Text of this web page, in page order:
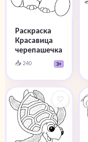
Раскраска
Красавица
черепашечка
📥 240 3+
♡